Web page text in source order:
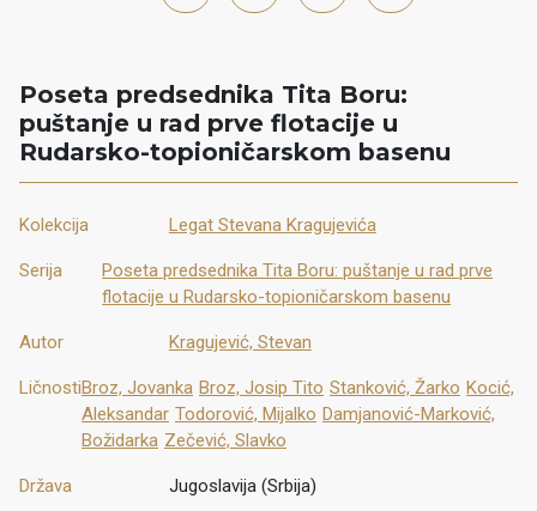
Poseta predsednika Tita Boru:
puštanje u rad prve flotacije u
Rudarsko-topioničarskom basenu
Kolekcija Legat Stevana Kragujevića
Serija
Poseta predsednika Tita Boru: puštanje u rad prve
flotacije u Rudarsko-topioničarskom basenu
Autor Kragujević, Stevan
LičnostiBroz, Jovanka Broz, Josip Tito Stanković, Žarko Kocić,
Aleksandar Todorović, Mijalko Damjanović-Marković,
Božidarka Zečević, Slavko
Država Jugoslavija (Srbija)